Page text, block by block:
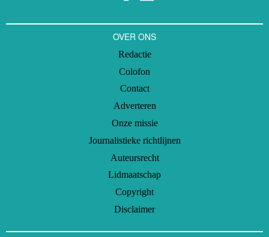
OVER ONS
Redactie
Colofon
Contact
Adverteren
Onze missie
Journalistieke richtlijnen
Auteursrecht
Lidmaatschap
Copyright
Disclaimer